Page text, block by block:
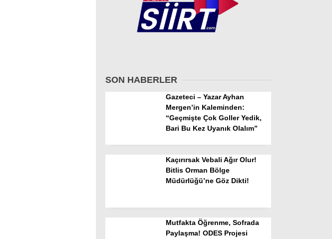
SON HABERLER
Gazeteci – Yazar Ayhan
Mergen’in Kaleminden:
“Geçmişte Çok Goller Yedik,
Bari Bu Kez Uyanık Olalım”
Kaçırırsak Vebali Ağır Olur!
Bitlis Orman Bölge
Müdürlüğü’ne Göz Dikti!
Mutfakta Öğrenme, Sofrada
Paylaşma! ODES Projesi